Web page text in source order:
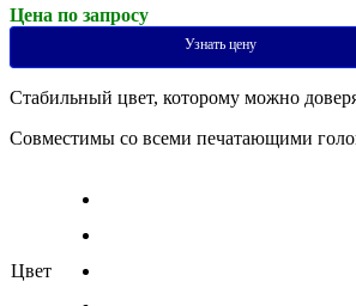
Цена по запросу
Узнать цену
Стабильный цвет, которому можно
Совместимы со всеми печатающими
Цвет